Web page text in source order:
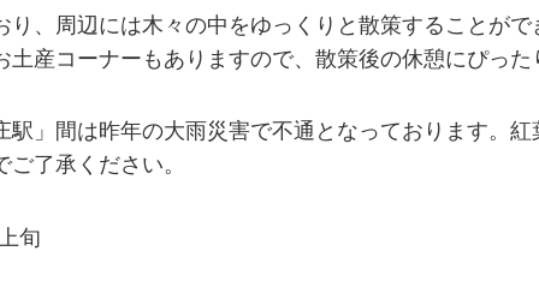
、周辺には木々の中をゆっくりと散策することが
産コーナーもありますので、散策後の休憩にぴった
」間は昨年の大雨災害で不通となっております。
了承ください。
旬